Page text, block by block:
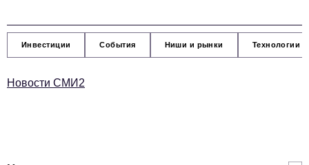
Инвестиции События Ниши и рынки Технологии
Новости СМИ2